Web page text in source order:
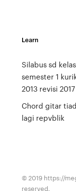
Learn
Silabus sd
semester 1
2013 revisi 2017
Chord gitar
lagi repvblik
© 2019 https://
reserved.